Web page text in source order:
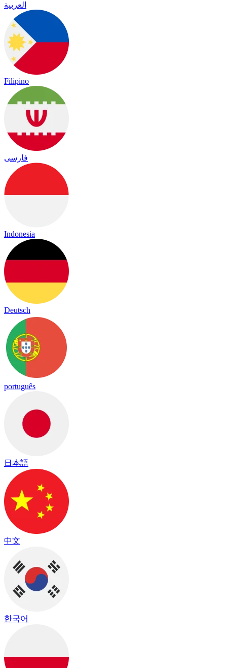
العربية
Filipino
فارسی
Indonesia
Deutsch
português
日本語
中文
한국어